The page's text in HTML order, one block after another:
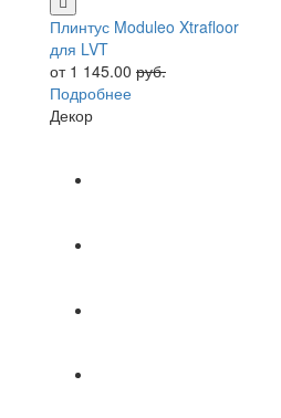
Плинтус Moduleo Xtrafloor
для LVT
от 1 145.00 руб.
Подробнее
Декор